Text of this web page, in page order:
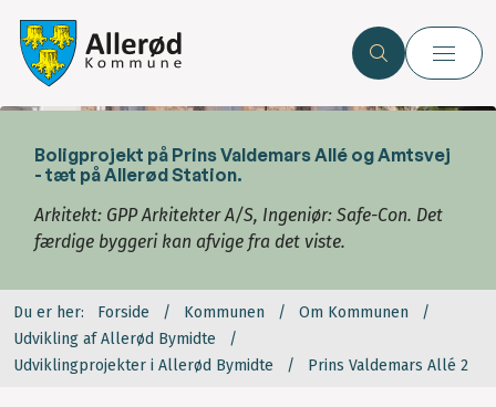
Boligprojekt på Prins Valdemars Allé og Amtsvej
- tæt på Allerød Station.
Arkitekt: GPP Arkitekter A/S, Ingeniør: Safe-Con. Det
færdige byggeri kan afvige fra det viste.
Du er her: Forside Kommunen
Om Kommunen
Udvikling af Allerød Bymidte
Udviklingprojekter i Allerød Bymidte
Prins Valdemars Allé 2